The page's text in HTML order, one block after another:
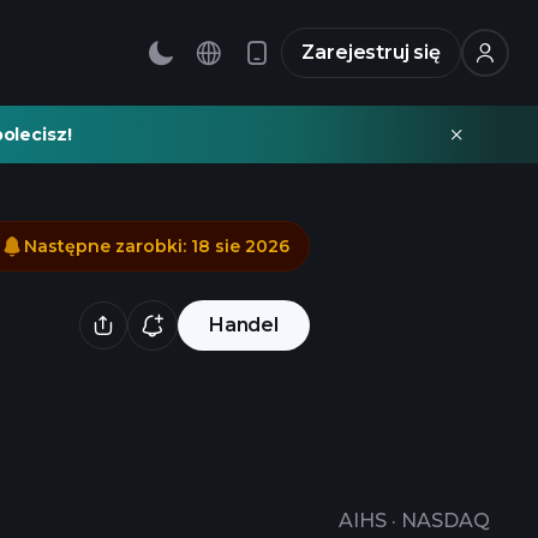
Zarejestruj się
Handel
AIHS · NASDAQ
Następne zarobki: 18 sie 2026